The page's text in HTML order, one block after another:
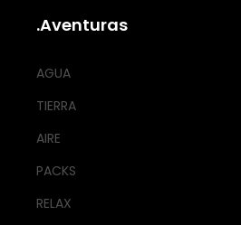
.Aventuras
AGUA
TIERRA
AIRE
PACKS
RELAX